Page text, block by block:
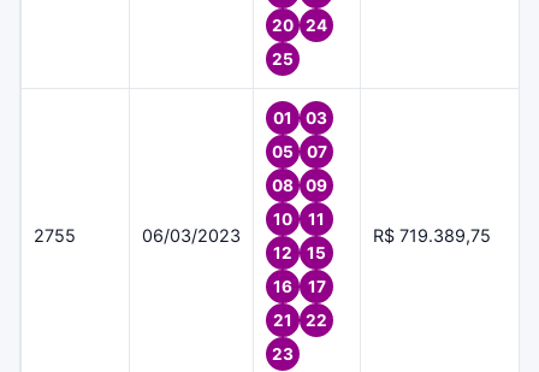
20
24
25
2755 06/03/2023
01
03
05
07
08
09
10
11
12
15
16
17
21
22
23
R$ 719.389,75